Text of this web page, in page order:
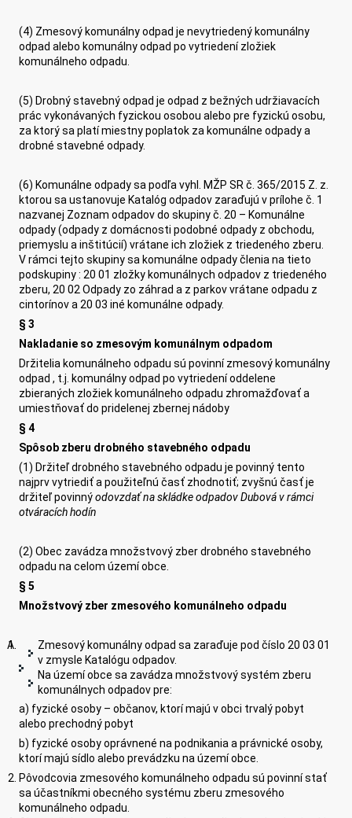
(4) Zmesový komunálny odpad je nevytriedený komunálny
odpad alebo komunálny odpad po vytriedení zložiek
komunálneho odpadu.
(5) Drobný stavebný odpad je odpad z bežných udržiavacích
prác vykonávaných fyzickou osobou alebo pre fyzickú osobu,
za ktorý sa platí miestny poplatok za komunálne odpady a
drobné stavebné odpady.
(6) Komunálne odpady sa podľa vyhl. MŽP SR č. 365/2015 Z. z.
ktorou sa ustanovuje Katalóg odpadov zaraďujú v prílohe č. 1
nazvanej Zoznam odpadov do skupiny č. 20 – Komunálne
odpady (odpady z domácnosti podobné odpady z obchodu,
priemyslu a inštitúcií) vrátane ich zložiek z triedeného zberu.
V rámci tejto skupiny sa komunálne odpady členia na tieto
podskupiny : 20 01 zložky komunálnych odpadov z triedeného
zberu, 20 02 Odpady zo záhrad a z parkov vrátane odpadu z
cintorínov a 20 03 iné komunálne odpady.
§ 3
Nakladanie so zmesovým komunálnym odpadom
Držitelia komunálneho odpadu sú povinní zmesový komunálny
odpad , t.j. komunálny odpad po vytriedení oddelene
zbieraných zložiek komunálneho odpadu zhromažďovať a
umiestňovať do pridelenej zbernej nádoby
§ 4
Spôsob zberu drobného stavebného odpadu
(1) Držiteľ drobného stavebného odpadu je povinný tento
najprv vytriediť a použiteľnú časť zhodnotiť; zvyšnú časť je
držiteľ povinnýodovzdať naskládke odpadov Dubová v rámci
otváracích hodín
(2) Obec zavádza množstvový zber drobného stavebného
odpadu na celom území obce.
§ 5
Množstvový zber zmesového komunálneho odpadu
Zmesový komunálny odpad sa zaraďuje pod číslo 20 03 01
v zmysle Katalógu odpadov.
Na území obce sa zavádza množstvový systém zberu
komunálnych odpadov pre:
a) fyzické osoby – občanov, ktorí majú v obci trvalý pobyt
alebo prechodný pobyt
b) fyzické osoby oprávnené na podnikania a právnické osoby,
ktorí majú sídlo alebo prevádzku na území obce.
Pôvodcovia zmesového komunálneho odpadu sú povinní stať
sa účastníkmi obecného systému zberu zmesového
komunálneho odpadu.